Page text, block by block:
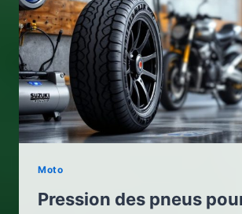
Moto
Pression des pneus